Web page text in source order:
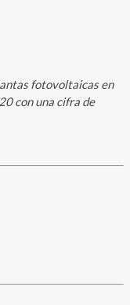
fotovoltaicas en
con una cifra de